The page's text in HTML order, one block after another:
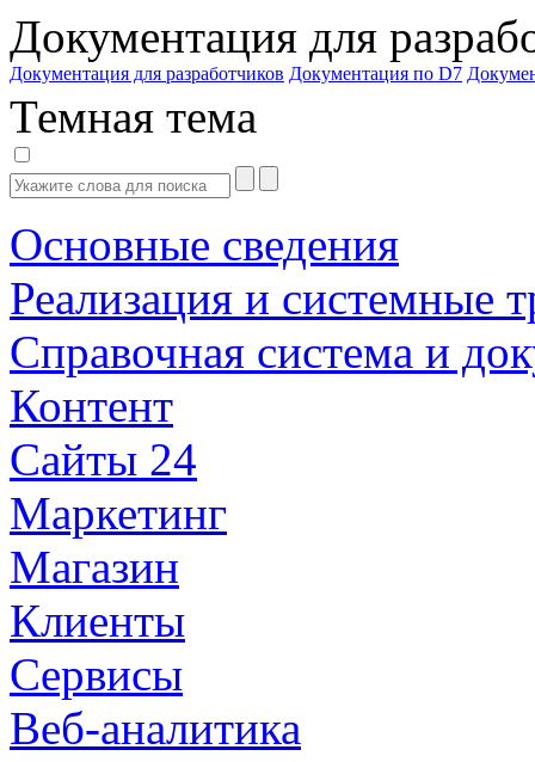
Документация для
Документация для разработчиков Документация по D7
Темная тема
Основные сведения
Реализация и системные
Справочная система и
Контент
Сайты 24
Маркетинг
Магазин
Клиенты
Сервисы
Веб-аналитика